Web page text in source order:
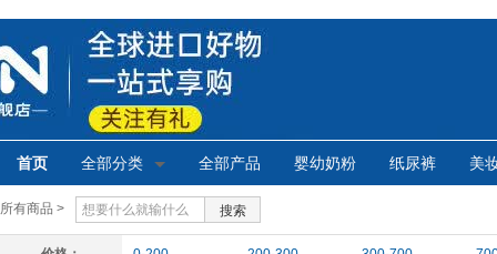
首页 全部分类 全部产品 婴幼奶粉 纸尿裤 美
所有商品 > 搜索